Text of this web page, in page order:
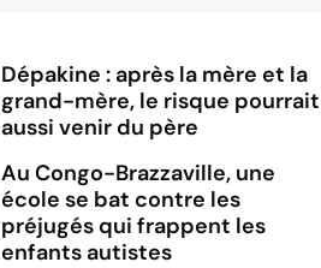
Dépakine : après la mère et la
grand-mère, le risque pourrait
aussi venir du père
Au Congo-Brazzaville, une
école se bat contre les
préjugés qui frappent les
enfants autistes